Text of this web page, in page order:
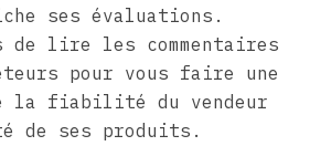
ses évaluations.
de lire les commentaires
pour vous faire une
la fiabilité du vendeur
de ses produits.